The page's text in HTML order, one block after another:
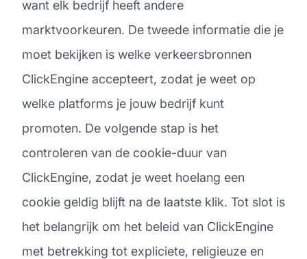
want elk bedrijf heeft andere
marktvoorkeuren. De tweede informatie die je
moet bekijken is welke verkeersbronnen
ClickEngine accepteert, zodat je weet op
welke platforms je jouw bedrijf kunt
promoten. De volgende stap is het
controleren van de cookie-duur van
ClickEngine, zodat je weet hoelang een
cookie geldig blijft na de laatste klik. Tot slot is
het belangrijk om het beleid van ClickEngine
met betrekking tot expliciete, religieuze en